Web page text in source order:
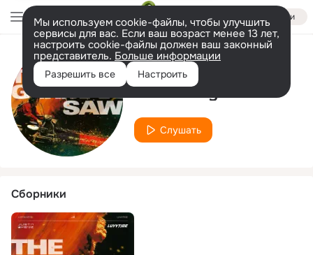
Войти
Мы используем cookie-файлы, чтобы улучшить
сервисы для вас. Если ваш возраст менее 13 лет,
настроить cookie-файлы должен ваш законный
представитель. Больше информации
Разрешить все Настроить
Исполнитель
Justin Keyz
Слушать
Сборники